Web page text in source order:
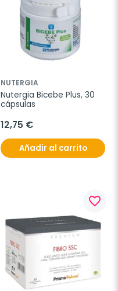
NUTERGIA
Nutergia Bicebe Plus, 30
cápsulas
12,75 €
Añadir al carrito
favorite_border